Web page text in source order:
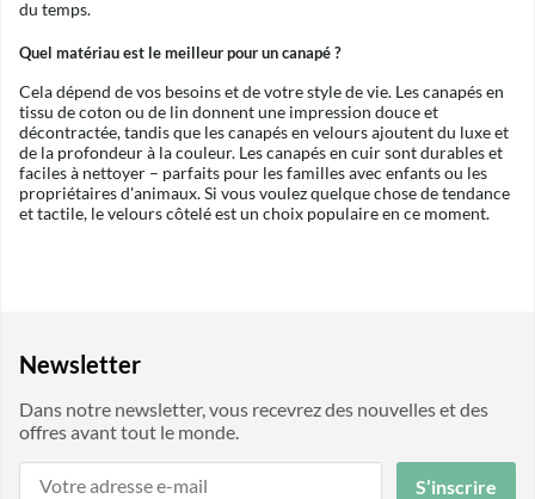
du temps.
Quel matériau est le meilleur pour un canapé ?
Cela dépend de vos besoins et de votre style de vie. Les canapés en
tissu de coton ou de lin donnent une impression douce et
décontractée, tandis que les canapés en velours ajoutent du luxe et
de la profondeur à la couleur. Les canapés en cuir sont durables et
faciles à nettoyer – parfaits pour les familles avec enfants ou les
propriétaires d'animaux. Si vous voulez quelque chose de tendance
et tactile, le velours côtelé est un choix populaire en ce moment.
Newsletter
Dans notre newsletter, vous recevrez des nouvelles et des
offres avant tout le monde.
S’inscrire